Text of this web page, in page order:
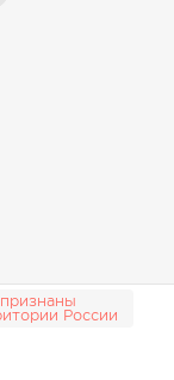
России